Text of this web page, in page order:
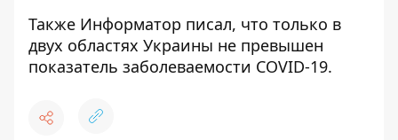
Также Информатор писал, что только в
двух областях Украины не превышен
показатель заболеваемости COVID-19.